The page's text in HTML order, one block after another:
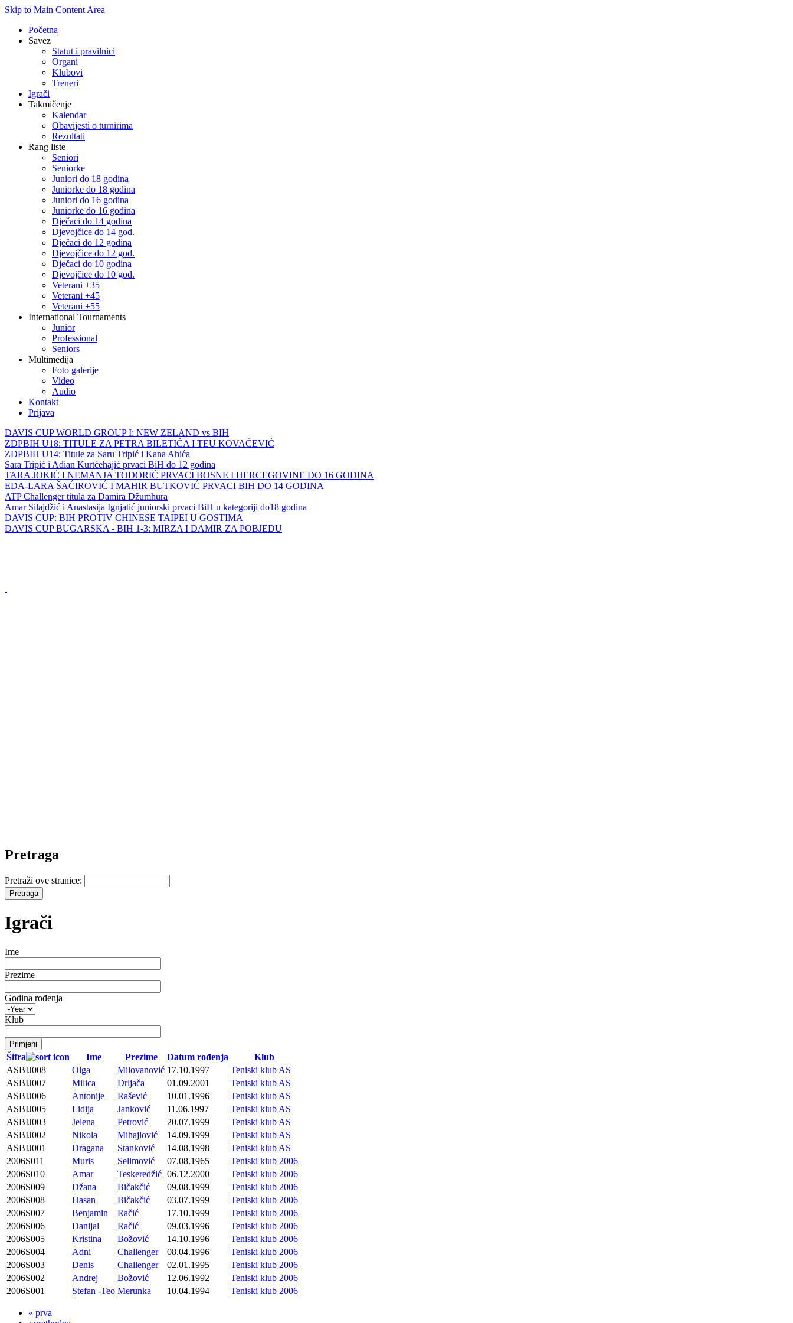
Skip to Main Content Area
Početna
Savez
Statut i pravilnici
Organi
Klubovi
Treneri
Igrači
Takmičenje
Kalendar
Obavijesti o turnirima
Rezultati
Rang liste
Seniori
Seniorke
Juniori do 18 godina
Juniorke do 18 godina
Juniori do 16 godina
Juniorke do 16 godina
Dječaci do 14 godina
Djevojčice do 14 god.
Dječaci do 12 godina
Djevojčice do 12 god.
Dječaci do 10 godina
Djevojčice do 10 god.
Veterani +35
Veterani +45
Veterani +55
International Tournaments
Junior
Professional
Seniors
Multimedija
Foto galerije
Video
Audio
Kontakt
Prijava
DAVIS CUP WORLD GROUP I: NEW ZELAND vs BIH
ZDPBIH U18: TITULE ZA PETRA BILETIĆA I TEU KOVAČEVIĆ
ZDPBIH U14: Titule za Saru Tripić i Kana Ahića
Sara Tripić i Adian Kurtćehajić prvaci BiH do 12 godina
TARA JOKIĆ I NEMANJA TODORIĆ PRVACI BOSNE I HERCEGOVINE DO 16 GODINA
EDA-LARA ŠAĆIROVIĆ I MAHIR BUTKOVIĆ PRVACI BIH DO 14 GODINA
ATP Challenger titula za Damira Džumhura
Amar Silajdžić i Anastasija Ignjatić juniorski prvaci BiH u kategoriji do18 godina
DAVIS CUP: BIH PROTIV CHINESE TAIPEI U GOSTIMA
DAVIS CUP BUGARSKA - BIH 1-3: MIRZA I DAMIR ZA POBJEDU
Pretraga
Pretraži ove stranice:
Igrači
Ime
Prezime
Godina rođenja
Klub
Šifra Ime Prezime Datum rođenja
Klub
ASBIJ008
Olga Milovanović 17.10.1997
Teniski klub AS
ASBIJ007
Milica Drljača 01.09.2001
Teniski klub AS
ASBIJ006
Antonije Rašević 10.01.1996
Teniski klub AS
ASBIJ005
Lidija Janković 11.06.1997
Teniski klub AS
ASBIJ003
Jelena Petrović 20.07.1999
Teniski klub AS
ASBIJ002
Nikola Mihajlović 14.09.1999
Teniski klub AS
ASBIJ001
Dragana Stanković 14.08.1998
Teniski klub AS
2006S011
Muris Selimović 07.08.1965
Teniski klub 2006
2006S010
Amar Teskeredžić 06.12.2000
Teniski klub 2006
2006S009
Džana Bičakčić 09.08.1999
Teniski klub 2006
2006S008
Hasan Bičakčić 03.07.1999
Teniski klub 2006
2006S007
Benjamin Račić 17.10.1999
Teniski klub 2006
2006S006
Danijal Račić 09.03.1996
Teniski klub 2006
2006S005
Kristina Božović 14.10.1996
Teniski klub 2006
2006S004
Adni Challenger 08.04.1996
Teniski klub 2006
2006S003
Denis Challenger 02.01.1995
Teniski klub 2006
2006S002
Andrej Božović 12.06.1992
Teniski klub 2006
2006S001
Stefan -Teo Merunka 10.04.1994 Teniski klub 2006
« prva